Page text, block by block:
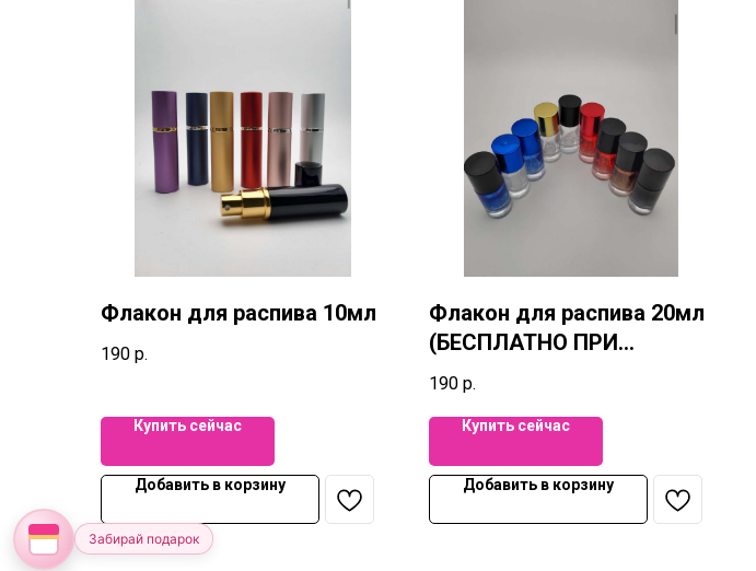
Флакон для распива 10мл
190 р.
Купить сейчас
Добавить в корзину
Флакон для распива 20мл
(БЕСПЛАТНО ПРИ
ПОКУПКЕ 20мл)
190 р.
Купить сейчас
Добавить в корзину
Забирай подарок